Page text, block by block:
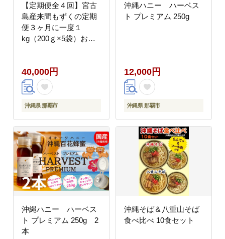
【定期便全４回】宮古
島産来間もずくの定期
便３ヶ月に一度１
kg（200ｇ×5袋）お届
40,000円
沖縄県 那覇市
沖縄ハニー ハーベス
ト プレミアム 250g
12,000円
沖縄県 那覇市
沖縄ハニー ハーベス
ト プレミアム 250g 2
本
沖縄そば＆八重山そば
食べ比べ 10食セット